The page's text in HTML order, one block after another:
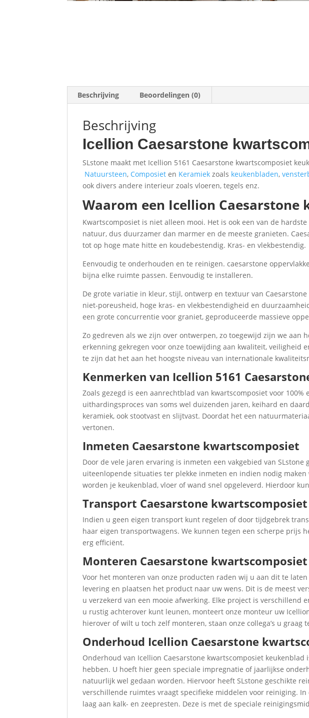
Beschrijving Beoordelingen (0)
Beschrijving
Icellion Caesarstone
SLstone maakt met Icellion 5161 Caesarstone kwartscomposiet
Natuursteen, Composiet en Keramiek zoals keukenbladen,
ook divers andere interieur zoals vloeren, tegels enz.
Waarom een Icellion
Kwartscomposiet is niet alleen mooi. Het is ook een van de
natuur, dus duurzamer dan marmer en de meeste granieten.
tot op hoge mate hitte en koudebestendig. Kras- en vlekbestendig.
Eenvoudig te onderhouden en te reinigen. caesarstone
bijna elke ruimte passen. Eenvoudig te installeren.
De grote variatie in kleur, stijl, ontwerp en textuur van
niet-poreusheid, hoge kras- en vlekbestendigheid en
een grote concurrentie voor graniet, geproduceerde massieve
Zo gedreven als we zijn over ontwerpen, zo toegewijd zijn we
erkenning gekregen voor onze toewijding aan kwaliteit, veiligheid
te zijn dat het aan het hoogste niveau van internationale
Kenmerken van Icellion 5161
Zoals gezegd is een aanrechtblad van kwartscomposiet voor
uithardingsproces van soms wel duizenden jaren, keihard en
keramiek, ook stootvast en slijtvast. Doordat het een
vertonen.
Inmeten Caesarstone kwartscomposiet
Door de vele jaren ervaring is inmeten een vakgebied van
uiteenlopende situaties ter plekke inmeten en indien nodig
worden je keukenblad, vloer of wand snel opgeleverd. Hierdoor
Transport Caesarstone kwartscomposiet
Indien u geen eigen transport kunt regelen of door tijdgebrek
haar eigen transportwagens. We kunnen tegen een scherpe prijs
erg efficiënt.
Monteren Caesarstone kwartscomposiet
Voor het monteren van onze producten raden wij u aan dit te
levering en plaatsen het product naar uw wens. Dit is de meest
u verzekerd van een mooie afwerking. Elke project is
u rustig achterover kunt leunen, monteert onze monteur uw
hierover of wilt u toch zelf monteren, staan onze collega’s u graag
Onderhoud Icellion Caesarstone
Onderhoud van Icellion Caesarstone kwartscomposiet
hebben. U hoeft hier geen speciale impregnatie of jaarlijkse
natuurlijk wel gedaan worden. Hiervoor heeft SLstone geschikte
verschillende ruimtes vraagt specifieke middelen voor reiniging.
laag aan kalk- en zeepresten. Deze is met de speciale